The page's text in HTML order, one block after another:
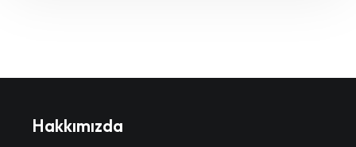
Hakkımızda